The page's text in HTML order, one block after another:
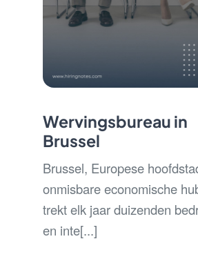
Wervingsbureau in
Brussel
Brussel, Europese
onmisbare economische
trekt elk jaar duizenden
en inte[...]